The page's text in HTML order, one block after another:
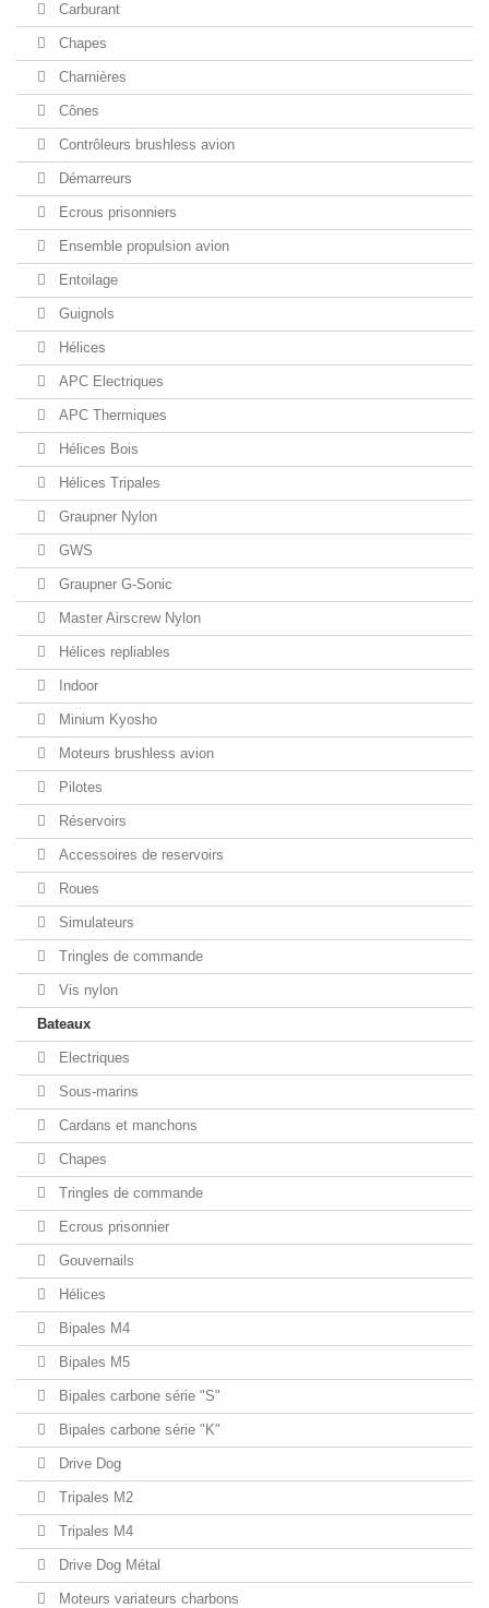
Carburant
Chapes
Charnières
Cônes
Contrôleurs brushless avion
Démarreurs
Ecrous prisonniers
Ensemble propulsion avion
Entoilage
Guignols
Hélices
APC Electriques
APC Thermiques
Hélices Bois
Hélices Tripales
Graupner Nylon
GWS
Graupner G-Sonic
Master Airscrew Nylon
Hélices repliables
Indoor
Minium Kyosho
Moteurs brushless avion
Pilotes
Réservoirs
Accessoires de reservoirs
Roues
Simulateurs
Tringles de commande
Vis nylon
Bateaux
Electriques
Sous-marins
Cardans et manchons
Chapes
Tringles de commande
Ecrous prisonnier
Gouvernails
Hélices
Bipales M4
Bipales M5
Bipales carbone série "S"
Bipales carbone série "K"
Drive Dog
Tripales M2
Tripales M4
Drive Dog Métal
Moteurs variateurs charbons